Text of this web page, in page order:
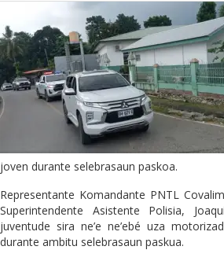
joven durante selebrasaun paskoa.
Representante Komandante PNTL
Superintendente Asistente Polisia,
juventude sira ne’e ne’ebé uza
durante ambitu selebrasaun paskua.